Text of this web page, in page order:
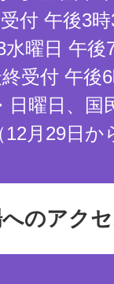
受付 午後3
水曜日 午後
終受付 午
日曜日、国
12月29日か
のアク